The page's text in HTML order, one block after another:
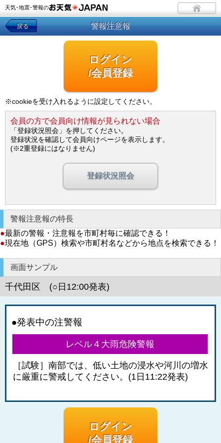
天気･地震･警報の
戻る 警報注意報
ログイン
/会員登録
※cookieを受け入れるように設定してください。
会員の方で会員向け情報が見られない場合
「登録状況照会」を押してください。
登録状況を確認して会員向けページを表示します。
(※2重登録にはなりません)
登録状況照会
警報注意報の特長
●最新の警報・注意報を市町村毎に確認できる！
●現在地（GPS）検索や市町村名などから地点を検索できる！
画面サンプル
千代田区 (○日12:00発表)
●発表中の注警報
レベル４大雨危険警報
［試験］南部では、低い土地の浸水や河川の増水
に厳重に警戒してください。(1日11:22発表)
ログイン
/会員登録